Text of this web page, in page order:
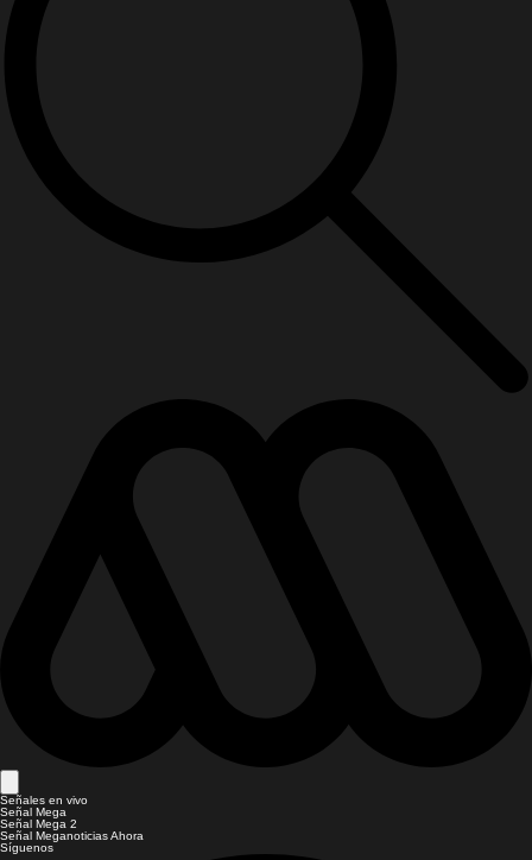
Señales en vivo
Señal Mega
Señal Mega 2
Señal Meganoticias Ahora
Síguenos